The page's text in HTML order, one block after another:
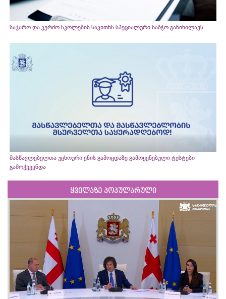
საჯარო და კერძო სკოლების საკითხს სპეციალური საბჭო განიხილავს
მასწავლებელთა უცხოური ენის გამოცდაზე გამოყენებული ტესტები
გამოქვეყნდა
ყველაზე პოპულარული